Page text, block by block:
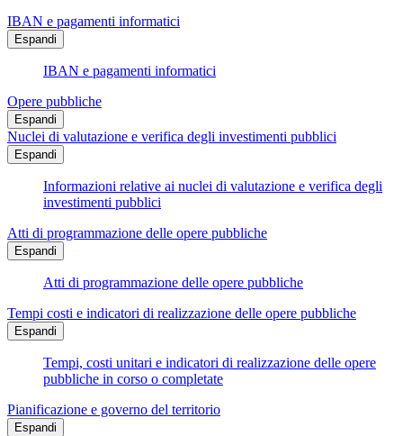
IBAN e pagamenti informatici
Espandi
IBAN e pagamenti informatici
Opere pubbliche
Espandi
Nuclei di valutazione e verifica degli investimenti pubblici
Espandi
Informazioni relative ai nuclei di valutazione e verifica degli
investimenti pubblici
Atti di programmazione delle opere pubbliche
Espandi
Atti di programmazione delle opere pubbliche
Tempi costi e indicatori di realizzazione delle opere pubbliche
Espandi
Tempi, costi unitari e indicatori di realizzazione delle opere
pubbliche in corso o completate
Pianificazione e governo del territorio
Espandi